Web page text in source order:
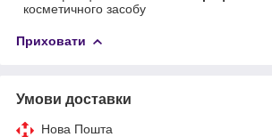
косметичного засобу
Приховати
Умови доставки
Нова Пошта